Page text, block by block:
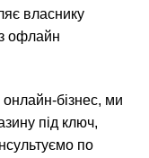
власнику
з офлайн
бізнес, ми
під ключ,
по